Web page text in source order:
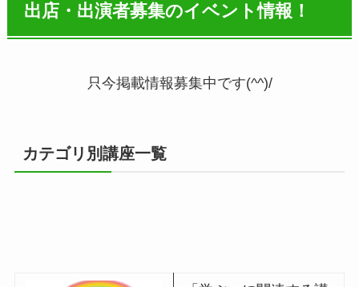
出店・出演者募集のイベント情報！
只今掲載情報募集中です(^^)/
カテゴリ別講座一覧